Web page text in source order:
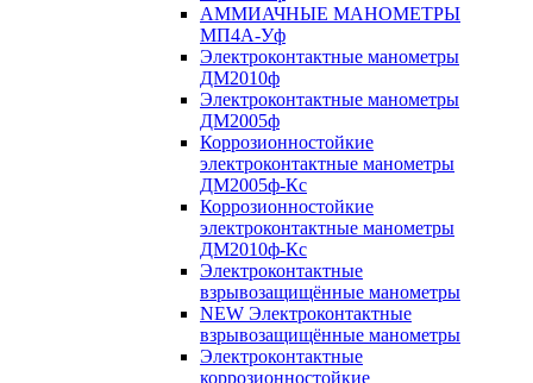
АММИАЧНЫЕ МАНОМЕТРЫ
МП4А-Уф
Электроконтактные манометры
ДМ2010ф
Электроконтактные манометры
ДМ2005ф
Коррозионностойкие
электроконтактные манометры
ДМ2005ф-Кс
Коррозионностойкие
электроконтактные манометры
ДМ2010ф-Кс
Электроконтактные
взрывозащищённые манометры
NEW Электроконтактные
взрывозащищённые манометры
Электроконтактные
коррозионностойкие